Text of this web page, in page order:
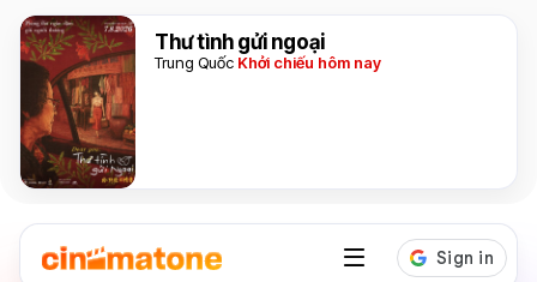
Thư tình gửi ngoại
Trung Quốc Khởi chiếu hôm nay